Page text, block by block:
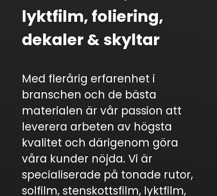
lyktfilm, foliering,
dekaler & skyltar
Med flerårig erfarenhet i
branschen och de bästa
materialen är vår passion att
leverera arbeten av högsta
kvalitet och därigenom göra
våra kunder nöjda. Vi är
specialiserade på tonade rutor,
solfilm, stenskottsfilm, lyktfilm,